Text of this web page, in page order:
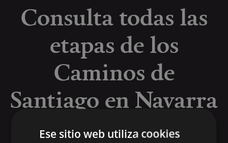
Consulta todas las
etapas de los
Caminos de
Santiago en Navarra
en Wikiloc
Ese sitio web utiliza cookies